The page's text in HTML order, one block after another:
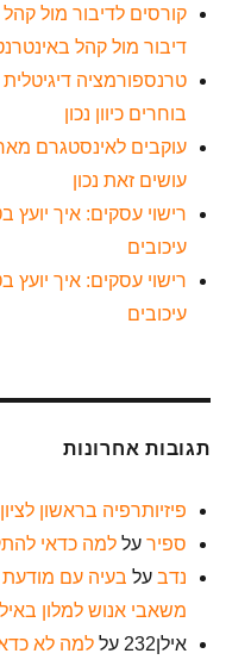
קורסים לדיבור מול
דיבור מול קהל
טרנספורמציה
בוחרים כיוון נכון
עוקבים לאינסטגרם
עושים זאת נכון
רישוי עסקים: איך
עיכובים
רישוי עסקים: איך
עיכובים
תגובות אחרונות
פיזיותרפיה בראשון לציון
ספיר עללמה כדאי
נדב על בעיה עם מודעת
משאבי אנוש למלון
אילן232
עללמה לא